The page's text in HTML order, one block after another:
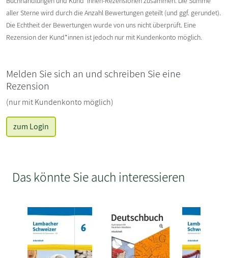
aller Sterne wird durch die Anzahl Bewertungen geteilt (und ggf. gerundet).
Die Echtheit der Bewertungen wurde von uns nicht überprüft. Eine
Rezension der Kund*innen ist jedoch nur mit Kundenkonto möglich.
Melden Sie sich an und schreiben Sie eine
Rezension
(nur mit Kundenkonto möglich)
zum Login
Das könnte Sie auch interessieren